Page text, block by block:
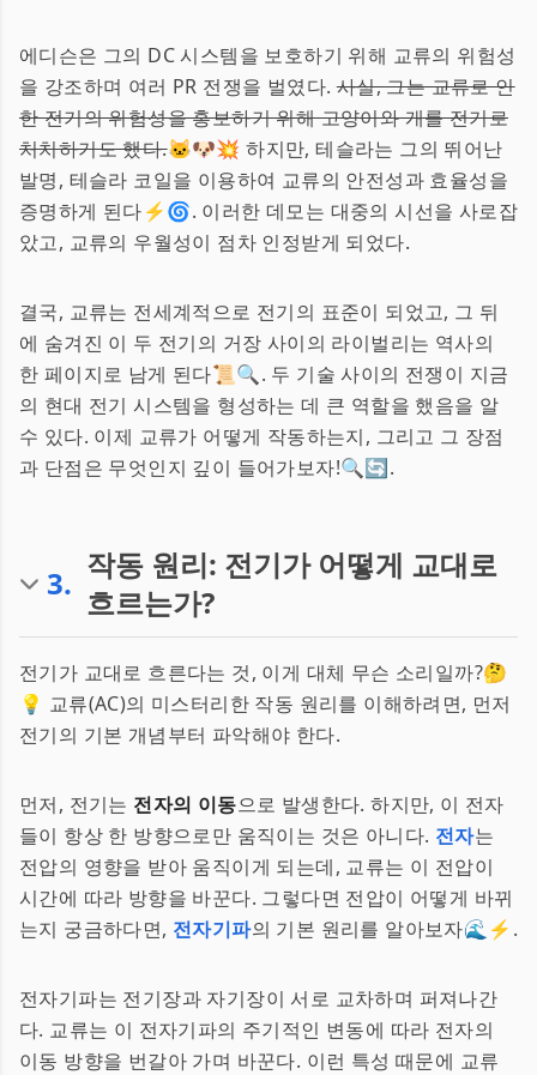
에디슨은 그의 DC 시스템을 보호하기 위해 교류의 위험성
을 강조하며 여러 PR 전쟁을 벌였다.사실, 그는 교류로 인
한 전기의 위험성을 홍보하기 위해 고양이와 개를 전기로
처치하기도 했다.🐱🐶💥 하지만, 테슬라는 그의 뛰어난
발명, 테슬라 코일을 이용하여 교류의 안전성과 효율성을
증명하게 된다⚡🌀. 이러한 데모는 대중의 시선을 사로잡
았고, 교류의 우월성이 점차 인정받게 되었다.
결국, 교류는 전세계적으로 전기의 표준이 되었고, 그 뒤
에 숨겨진 이 두 전기의 거장 사이의 라이벌리는 역사의
한 페이지로 남게 된다📜🔍. 두 기술 사이의 전쟁이 지금
의 현대 전기 시스템을 형성하는 데 큰 역할을 했음을 알
수 있다. 이제 교류가 어떻게 작동하는지, 그리고 그 장점
과 단점은 무엇인지 깊이 들어가보자!🔍🔄.
3. 작동 원리: 전기가 어떻게 교대로
흐르는가?
전기가 교대로 흐른다는 것, 이게 대체 무슨 소리일까?🤔
💡 교류(AC)의 미스터리한 작동 원리를 이해하려면, 먼저
전기의 기본 개념부터 파악해야 한다.
먼저, 전기는 전자의 이동으로 발생한다. 하지만, 이 전자
들이 항상 한 방향으로만 움직이는 것은 아니다. 전자는
전압의 영향을 받아 움직이게 되는데, 교류는 이 전압이
시간에 따라 방향을 바꾼다. 그렇다면 전압이 어떻게 바뀌
는지 궁금하다면, 전자기파의 기본 원리를 알아보자🌊⚡.
전자기파는 전기장과 자기장이 서로 교차하며 퍼져나간
다. 교류는 이 전자기파의 주기적인 변동에 따라 전자의
이동 방향을 번갈아 가며 바꾼다. 이런 특성 때문에 교류